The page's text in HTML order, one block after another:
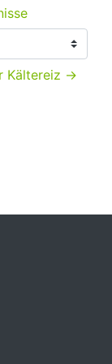
Kältereiz →